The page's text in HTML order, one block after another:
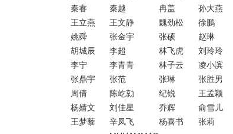
秦睿
秦越 冉盖 孙大燕
王立燕
王文静 魏劲松 徐鹏
姚舜
张金宇 张硕 赵琳
胡城辰
李超 林飞虎 刘玲玲
李宁
李青青 林子云 凌小滨
张鼎宇
张范 张琳 张胜男
周倩
陈屹勍 纪锐 王孟颖
杨婧文
刘佳星 乔辉 俞雪儿
王梦藜
辛凤飞 杨喜书 张莉